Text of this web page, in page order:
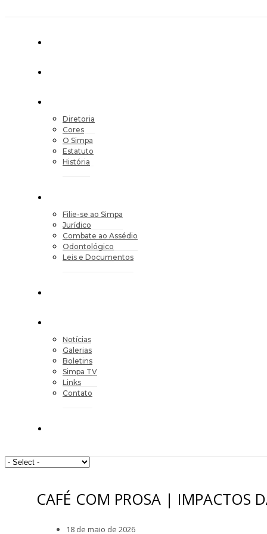
Diretoria
Cores
O Simpa
Estatuto
História
Filie-se ao Simpa
Jurídico
Combate ao Assédio
Odontológico
Leis e Documentos
Notícias
Galerias
Boletins
Simpa TV
Links
Contato
CAFÉ COM PROSA | IMPACTOS
18 de maio de 2026